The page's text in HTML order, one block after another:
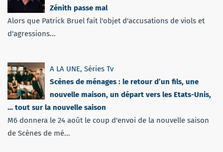
Zénith passe mal
Alors que Patrick Bruel fait l'objet d'accusations de viols et
d'agressions...
A LA UNE, Séries Tv
Scènes de ménages : le retour d’un fils, une
nouvelle maison, un départ vers les Etats-Unis,
… tout sur la nouvelle saison
M6 donnera le 24 août le coup d'envoi de la nouvelle saison
de Scènes de mé...